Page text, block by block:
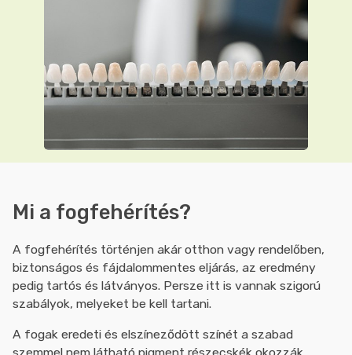
Mi a fogfehérítés?
A fogfehérítés történjen akár otthon vagy rendelőben,
biztonságos és fájdalommentes eljárás, az eredmény
pedig tartós és látványos. Persze itt is vannak szigorú
szabályok, melyeket be kell tartani.
A fogak eredeti és elszíneződött színét a szabad